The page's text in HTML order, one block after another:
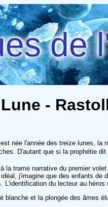
de
-
née l'année des treize lunes,
D'autant que si la prophétie dit
la trame narrative du premier volet
j'imagine que des enfants
du lecteur au héros
blanche et la plongée des âmes